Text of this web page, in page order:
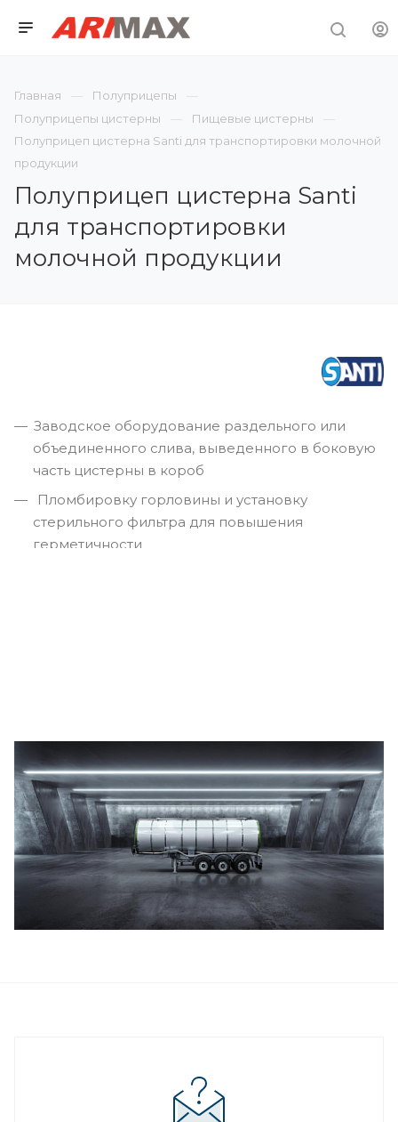
Главная
Полуприцепы
Полуприцепы цистерны
Пищевые цистерны
Полуприцеп цистерна Santi для транспортировки молочной
продукции
Полуприцеп цистерна Santi
для транспортировки
молочной продукции
Заводское оборудование раздельного или
объединенного слива, выведенного в боковую
часть цистерны в короб
Пломбировку горловины и установку
стерильного фильтра для повышения
герметичности
алюминиевые